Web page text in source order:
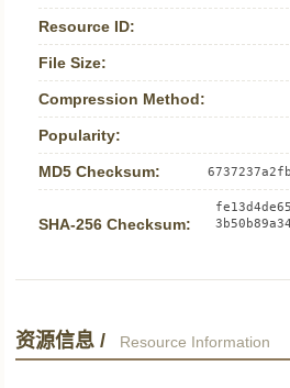
Resource ID:
File Size:
Compression Method:
Popularity:
MD5 Checksum:
SHA-256 Checksum:
资源信息 / Resource Information